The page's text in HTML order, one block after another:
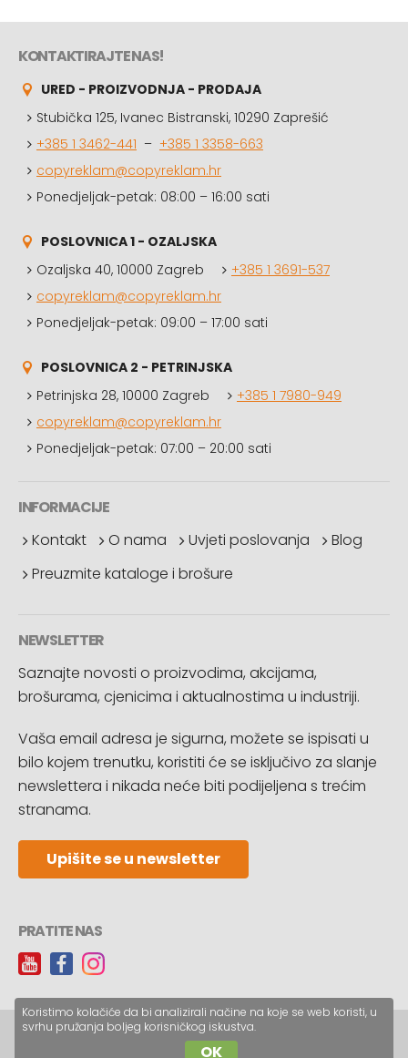
KONTAKTIRAJTE NAS!
URED - PROIZVODNJA - PRODAJA
Stubička 125, Ivanec Bistranski, 10290 Zaprešić
+385 1 3462-441 – +385 1 3358-663
copyreklam@copyreklam.hr
Ponedjeljak-petak: 08:00 – 16:00 sati
POSLOVNICA 1 - OZALJSKA
Ozaljska 40, 10000 Zagreb
+385 1 3691-537
copyreklam@copyreklam.hr
Ponedjeljak-petak: 09:00 – 17:00 sati
POSLOVNICA 2 - PETRINJSKA
Petrinjska 28, 10000 Zagreb
+385 1 7980-949
copyreklam@copyreklam.hr
Ponedjeljak-petak: 07:00 – 20:00 sati
INFORMACIJE
Kontakt
O nama Uvjeti poslovanja
Blog
Preuzmite kataloge i brošure
NEWSLETTER
Saznajte novosti o proizvodima, akcijama,
brošurama, cjenicima i aktualnostima u industriji.
Vaša email adresa je sigurna, možete se ispisati u
bilo kojem trenutku, koristiti će se isključivo za slanje
newslettera i nikada neće biti podijeljena s trećim
stranama.
Upišite se u newsletter
PRATITE NAS
Copyright © CopyReklam d.o.o.
Koristimo kolačiće da bi analizirali načine na koje se web koristi, u
svrhu pružanja boljeg korisničkog iskustva.
OK